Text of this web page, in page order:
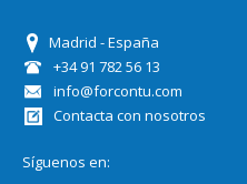
Madrid - España
+34 91 782 56 13
info@forcontu.com
Contacta con nosotros
Síguenos en: